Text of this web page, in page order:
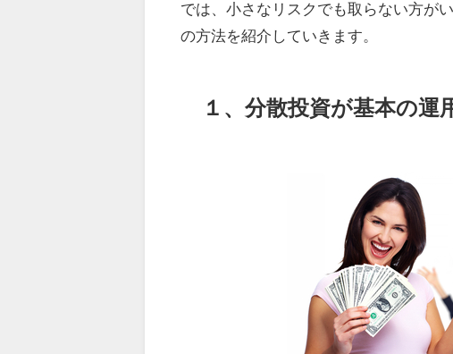
では、小さなリスクでも取らない方が
の方法を紹介していきます。
１、分散投資が基本の運